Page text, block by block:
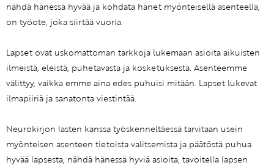
nähdä hänessä hyvää ja kohdata hänet myönteisellä asenteella,
on työote, joka siirtää vuoria.
Lapset ovat uskomattoman tarkkoja lukemaan asioita aikuisten
ilmeistä, eleistä, puhetavasta ja kosketuksesta. Asenteemme
välittyy, vaikka emme aina edes puhuisi mitään. Lapset lukevat
ilmapiiriä ja sanatonta viestintää.
Neurokirjon lasten kanssa työskenneltäessä tarvitaan usein
myönteisen asenteen tietoista valitsemista ja päätöstä puhua
hyvää lapsesta, nähdä hänessä hyviä asioita, tavoitella lapsen